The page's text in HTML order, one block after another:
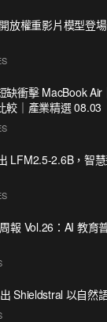
放權重影片模型登
缺衝擊 MacBook
較｜產業精選 08.03
LFM2.5-2.6B，智
報 Vol.26：AI 教育
Shieldstral 以自然